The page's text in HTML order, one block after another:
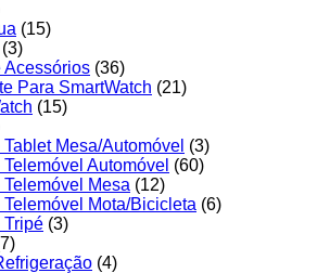
(15)
(3)
Acessórios (36)
Para SmartWatch (21)
(15)
Mesa/Automóvel (3)
Automóvel (60)
Telemóvel Mesa (12)
Telemóvel Mota/Bicicleta (6)
Tripé (3)
(4)